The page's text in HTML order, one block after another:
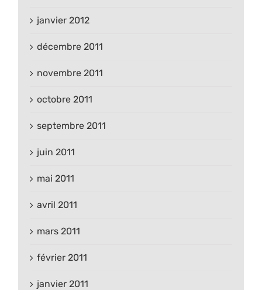
janvier 2012
décembre 2011
novembre 2011
octobre 2011
septembre 2011
juin 2011
mai 2011
avril 2011
mars 2011
février 2011
janvier 2011